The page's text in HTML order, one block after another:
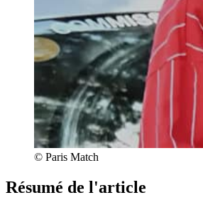
© Paris Match
Résumé de l'article